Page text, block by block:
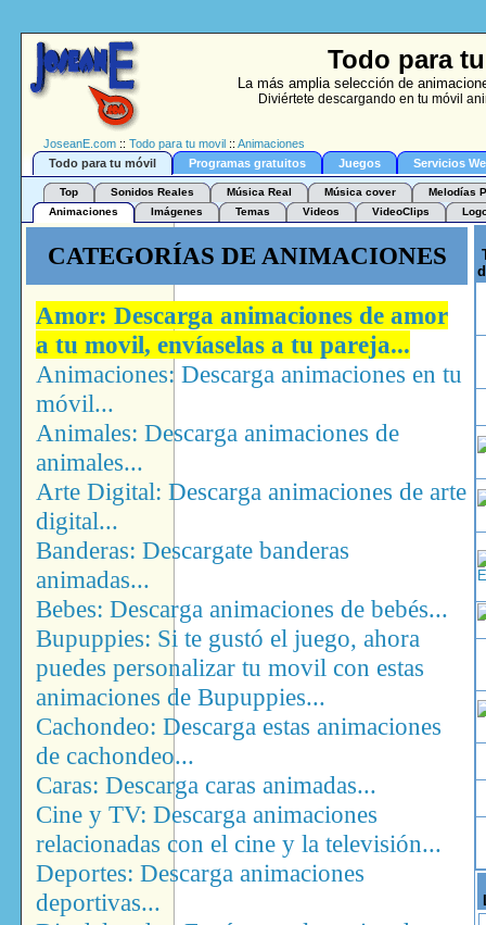
Todo para
La más amplia selección de
Diviértete descargando en tu móvil
JoseanE.com :: Todo para tu movil :: Animaciones
Todo para tu móvil
Programas gratuitos Juegos Servicios
Top Sonidos Reales Música Real Música cover
Melodías
Animaciones
Imágenes Temas Videos VideoClips
CATEGORÍAS DE ANIMACIONES
Amor: Descarga animaciones de amor
a tu movil, envíaselas a tu pareja...
Animaciones: Descarga animaciones en tu
móvil...
Animales: Descarga animaciones de
animales...
Arte Digital: Descarga animaciones de arte
digital...
Banderas: Descargate banderas
animadas...
Bebes: Descarga animaciones de bebés...
Bupuppies: Si te gustó el juego, ahora
puedes personalizar tu movil con estas
animaciones de Bupuppies...
Cachondeo: Descarga estas animaciones
de cachondeo...
Caras: Descarga caras animadas...
Cine y TV: Descarga animaciones
relacionadas con el cine y la televisión...
Deportes: Descarga animaciones
deportivas...